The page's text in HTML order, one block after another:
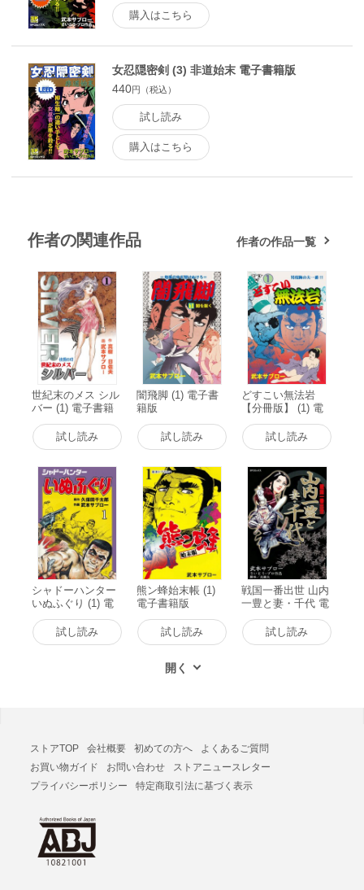
購入はこちら
女忍隠密剣 (3) 非道始末 電子書籍版
440円（税込）
試し読み
購入はこちら
作者の関連作品 作者の作品一覧
世紀末のメス シル
バー (1) 電子書籍
試し読み
闇飛脚 (1) 電子書
籍版
試し読み
どすこい無法岩
【分冊版】 (1) 電
子書籍版
試し読み
シャドーハンター
いぬふぐり (1) 電
子書籍版
試し読み
熊ン蜂始末帳 (1)
電子書籍版
試し読み
戦国一番出世 山内
一豊と妻・千代 電
子書籍版
試し読み
ストアTOP 会社概要 初めての方へ
よくあるご質問
お買い物ガイド
お問い合わせ
ストアニュースレター
プライバシーポリシー
特定商取引法に基づく表示